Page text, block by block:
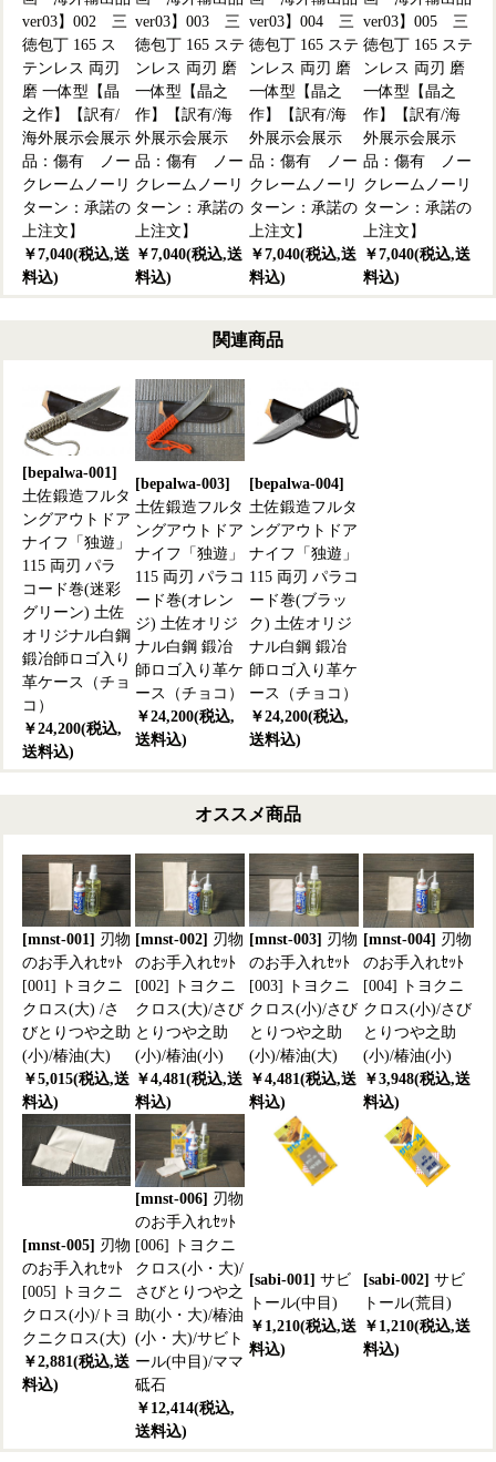
ver03】002 三
徳包丁 165 ス
テンレス 両刃
磨 一体型【晶
之作】【訳有/
海外展示会展示
品：傷有 ノー
クレームノーリ
ターン：承諾の
上注文】
￥7,040(税込,送
料込)
ver03】003 三
徳包丁 165 ステ
ンレス 両刃 磨
一体型【晶之
作】【訳有/海
外展示会展示
品：傷有 ノー
クレームノーリ
ターン：承諾の
上注文】
￥7,040(税込,送
料込)
ver03】004 三
徳包丁 165 ステ
ンレス 両刃 磨
一体型【晶之
作】【訳有/海
外展示会展示
品：傷有 ノー
クレームノーリ
ターン：承諾の
上注文】
￥7,040(税込,送
料込)
ver03】005 三
徳包丁 165 ステ
ンレス 両刃 磨
一体型【晶之
作】【訳有/海
外展示会展示
品：傷有 ノー
クレームノーリ
ターン：承諾の
上注文】
￥7,040(税込,送
料込)
関連商品
[bepalwa-001]
土佐鍛造フルタ
ングアウトドア
ナイフ「独遊」
115 両刃 パラ
コード巻(迷彩
グリーン) 土佐
オリジナル白鋼
鍛冶師ロゴ入り
革ケース（チョ
コ）
￥24,200(税込,
送料込)
[bepalwa-003]
土佐鍛造フルタ
ングアウトドア
ナイフ「独遊」
115 両刃 パラコ
ード巻(オレン
ジ) 土佐オリジ
ナル白鋼 鍛冶
師ロゴ入り革ケ
ース（チョコ）
￥24,200(税込,
送料込)
[bepalwa-004]
土佐鍛造フルタ
ングアウトドア
ナイフ「独遊」
115 両刃 パラコ
ード巻(ブラッ
ク) 土佐オリジ
ナル白鋼 鍛冶
師ロゴ入り革ケ
ース（チョコ）
￥24,200(税込,
送料込)
オススメ商品
[mnst-001] 刃物
のお手入れｾｯﾄ
[001] トヨクニ
クロス(大) /さ
びとりつや之助
(小)/椿油(大)
￥5,015(税込,送
料込)
[mnst-002] 刃物
のお手入れｾｯﾄ
[002] トヨクニ
クロス(大)/さび
とりつや之助
(小)/椿油(小)
￥4,481(税込,送
料込)
[mnst-003] 刃物
のお手入れｾｯﾄ
[003] トヨクニ
クロス(小)/さび
とりつや之助
(小)/椿油(大)
￥4,481(税込,送
料込)
[mnst-004] 刃物
のお手入れｾｯﾄ
[004] トヨクニ
クロス(小)/さび
とりつや之助
(小)/椿油(小)
￥3,948(税込,送
料込)
[mnst-005] 刃物
のお手入れｾｯﾄ
[005] トヨクニ
クロス(小)/トヨ
クニクロス(大)
￥2,881(税込,送
料込)
[mnst-006] 刃物
のお手入れｾｯﾄ
[006] トヨクニ
クロス(小・大)/
さびとりつや之
助(小・大)/椿油
(小・大)/サビト
ール(中目)/ママ
砥石
￥12,414(税込,
送料込)
[sabi-001] サビ
トール(中目)
￥1,210(税込,送
料込)
[sabi-002] サビ
トール(荒目)
￥1,210(税込,送
料込)